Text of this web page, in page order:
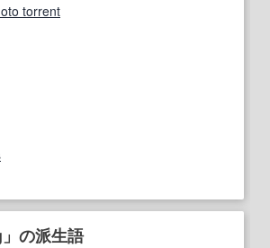
torrent
の派生語